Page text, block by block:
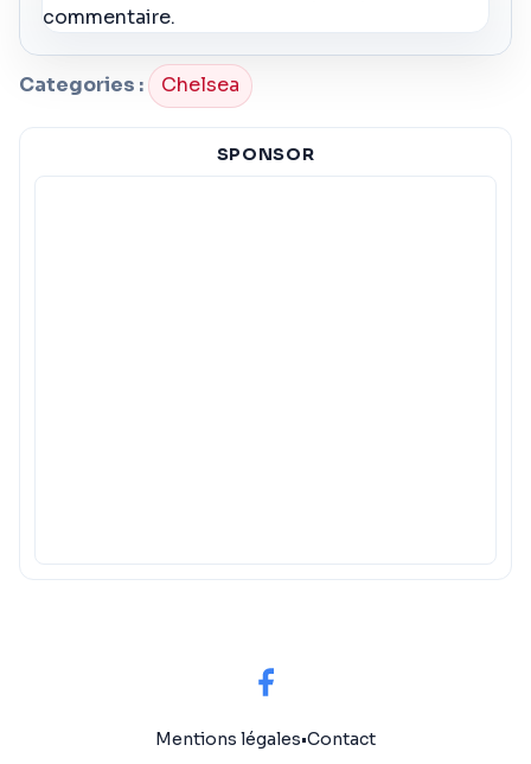
commentaire.
Categories : Chelsea
SPONSOR
Mentions légales•Contact